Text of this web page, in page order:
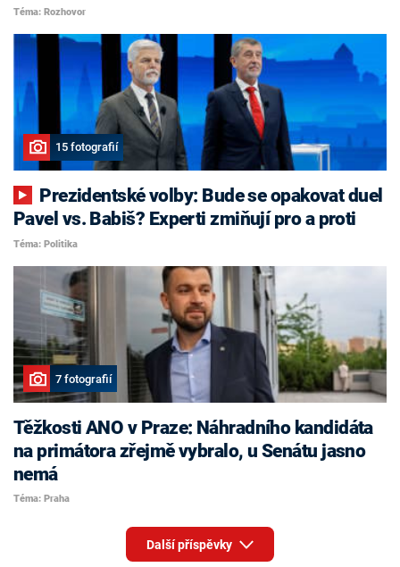
Téma: Rozhovor
15 fotografií
Pavel vs. Babiš? Experti zmiňují pro a proti
Téma: Politika
7 fotografií
Těžkosti ANO v Praze: Náhradního kandidáta
na primátora zřejmě vybralo, u Senátu jasno
nemá
Téma: Praha
Další příspěvky